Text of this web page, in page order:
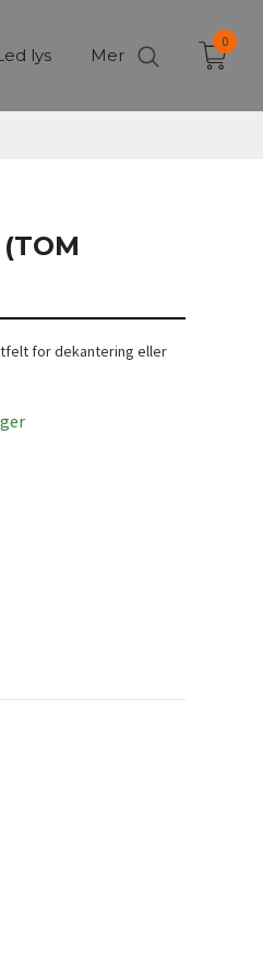
lys Mer
0
for dekantering eller